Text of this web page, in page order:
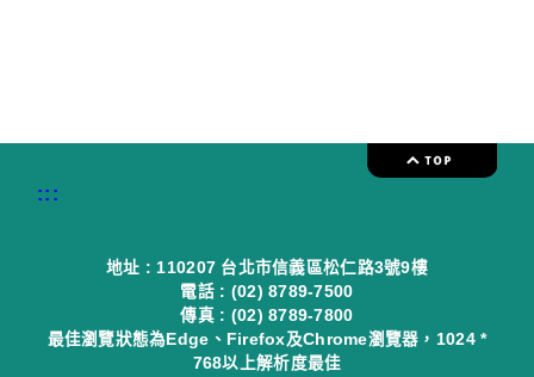
:::
地址 : 110207 台北市信義區松仁路3號9樓
電話 : (02) 8789-7500
傳真 : (02) 8789-7800
最佳瀏覽狀態為Edge、Firefox及Chrome瀏覽器，1024 *
768以上解析度最佳